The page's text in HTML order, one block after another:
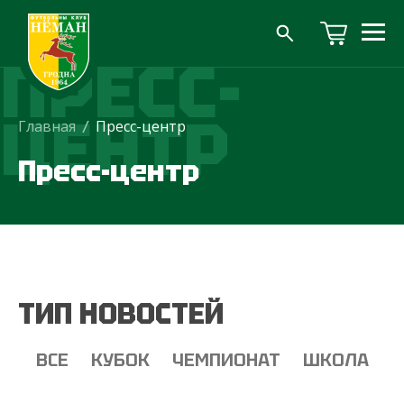
ПРЕСС-
ЦЕНТР
Главная / Пресс-центр
Пресс-центр
ТИП НОВОСТЕЙ
ВСЕ КУБОК ЧЕМПИОНАТ ШКОЛА